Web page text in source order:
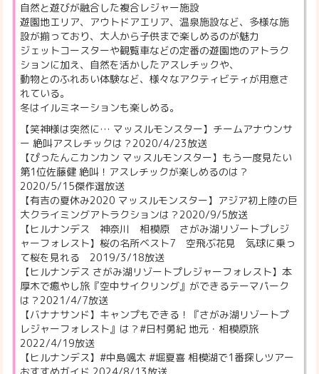
自然と遊びが融合した複合レジャー施設
遊園地エリア、アウトドアエリア、温泉施設など、多様な施
設が揃っており、大人から子供まで楽しめるのが魅力
ジェットコースターや観覧車などの定番の遊園地のアトラク
ションに加え、自然を活かしたアスレチックや、
動物とのふれあい体験など、様々なアクティビティが用意さ
れている。
冬はイルミネーションも楽しめる。
【笑神様は突然に… マッスルモンスター】チームアナウンサ
ー 絶叫アスレチックは？2020/4/23放送
【ぴったんこカンカン マッスルモンスター】もう一度見たい
第1位佐藤健 絶叫！アスレチックが楽しめるのは？
2020/5/15傑作選放送
【有吉の夏休み2020 マッスルモンスター】アジア初上陸の巨
大クライミングアトラクションは？2020/9/5放送
【ヒルナンデス 神奈川 相模原 さがみ湖リゾートプレジ
ャーフォレスト】桜の名所ベスト7 空飛ぶ花見 気球に乗っ
て桜を見れる 2019/3/18放送
【ヒルナンデス さがみ湖リゾートプレジャーフォレスト】本
厚木で癒やし旅『空中サイクリング』ができるテーマパーク
は？2021/4/7放送
【バナナサンド】キャンプもできる！『さがみ湖リゾートプ
レジャーフォレスト』は？#日村勇紀 地元・相模原旅
2022/4/19放送
【ヒルナンデス】#中島颯太 #堀夏喜 相模湖で1番探しツアー